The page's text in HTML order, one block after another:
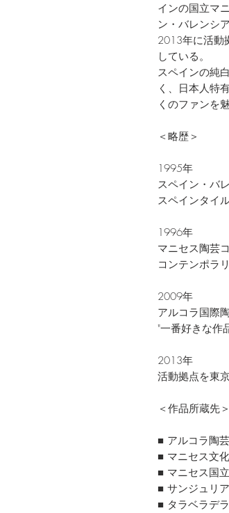
インの国立マ
ン・バレンシ
2013年に活動
している。
スペインの純
く、日本人特
くのファンを
＜略歴＞
1995年
スペイン・バ
スペインタイ
1996年
マニセス陶芸
コンテンポラ
2009年
アルコラ国際
"一番好きな作
2013年
活動拠点を東
＜作品所蔵先＞
■ アルコラ陶
■ マニセス文
■ マニセス国
■ サンジュリ
■ タラベラデ